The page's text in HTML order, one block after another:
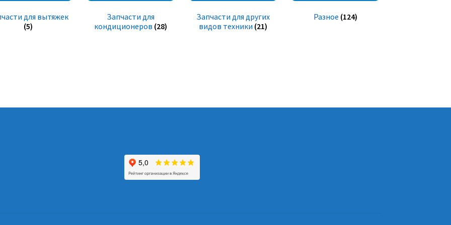
для вытяжек
(5)
Запчасти для
кондиционеров (28)
Запчасти для других
видов техники (21)
Разное (124)